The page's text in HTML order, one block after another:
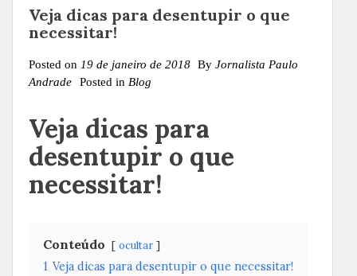
Veja dicas para desentupir o que
necessitar!
Posted on 19 de janeiro de 2018 By Jornalista Paulo
Andrade
Posted in Blog
Veja dicas para
desentupir o que
necessitar!
Conteúdo ocultar
1 Veja dicas para desentupir o que necessitar!